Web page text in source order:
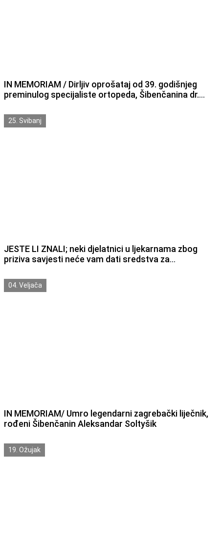
IN MEMORIAM / Dirljiv oprošataj od 39. godišnjeg
preminulog specijaliste ortopeda, Šibenčanina dr.
25. Svibanj
JESTE LI ZNALI; neki djelatnici u ljekarnama zbog
priziva savjesti neće vam dati sredstva za
04. Veljača
IN MEMORIAM/ Umro legendarni zagrebački liječnik,
rođeni Šibenčanin Aleksandar Soltyšik
19. Ožujak